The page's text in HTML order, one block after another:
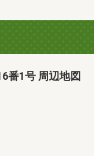
番1号 周辺地図